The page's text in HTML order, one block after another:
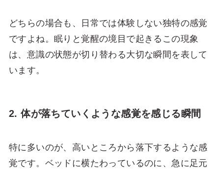
どちらの場合も、日常では体験しない独特の感覚
ですよね。眠りと覚醒の境目で起きるこの現象
は、意識の状態が切り替わる大切な瞬間を表して
います。
2. 体が落ちていくような感覚を感じる瞬間
特に多いのが、高いところから落下するような感
覚です。ベッドに横たわっているのに、急に足元